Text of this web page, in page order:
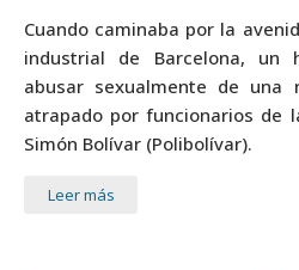
Cuando caminaba por la
industrial de Barcelona, un
abusar sexualmente de
atrapado por funcionarios de
Simón Bolívar (Polibolívar).
Leer más